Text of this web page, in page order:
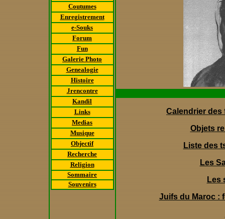
Coutumes
Enregistrement
e-Souks
Forum
Fun
Galerie Photo
Genealogie
Histoire
Jrencontre
Kandil
Links
Medias
Musique
Objectif
Recherche
Religion
Sommaire
Souvenirs
Calendrier des
Objets
Liste des
Les
Les
Juifs du Maroc :